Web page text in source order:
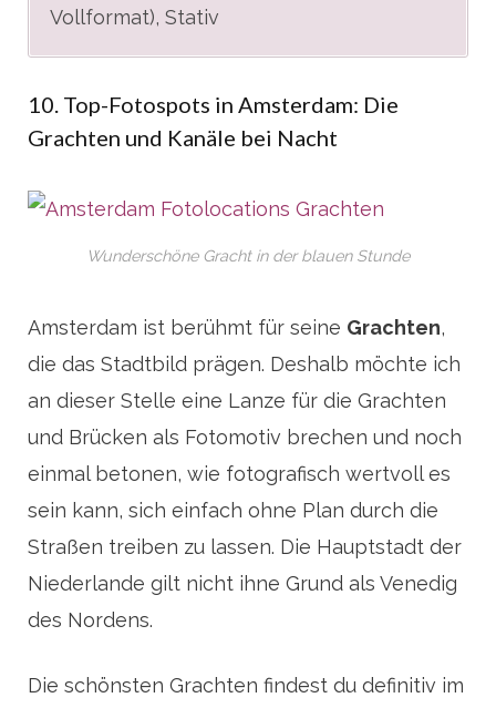
Vollformat), Stativ
10. Top-Fotospots in Amsterdam: Die
Grachten und Kanäle bei Nacht
Wunderschöne Gracht in der blauen Stunde
Amsterdam ist berühmt für seine Grachten,
die das Stadtbild prägen. Deshalb möchte ich
an dieser Stelle eine Lanze für die Grachten
und Brücken als Fotomotiv brechen und noch
einmal betonen, wie fotografisch wertvoll es
sein kann, sich einfach ohne Plan durch die
Straßen treiben zu lassen. Die Hauptstadt der
Niederlande gilt nicht ihne Grund als Venedig
des Nordens.
Die schönsten Grachten findest du definitiv im